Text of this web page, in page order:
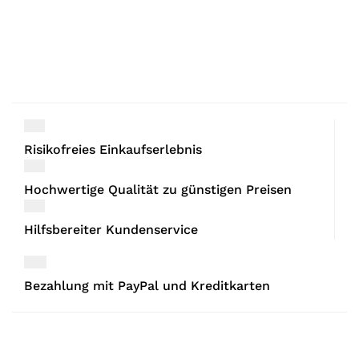
Risikofreies Einkaufserlebnis
Hochwertige Qualität zu günstigen Preisen
Hilfsbereiter Kundenservice
Bezahlung mit PayPal und Kreditkarten